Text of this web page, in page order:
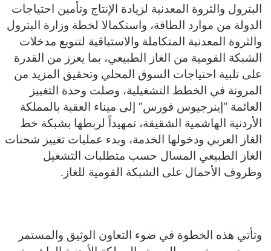
البترول والثروة المعدنية لزيادة الإنتاج وتأمين احتياجات
الدولة من موارد الطاقة، واستكمالا لخطة وزارة البترول
والثروة المعدنية المتكاملة والاستباقية لتنويع مدخلات
الشبكة القومية من الغاز الطبيعي، بما يعزز من القدرة
على تلبية احتياجات السوق المحلي وتحقيق المزيد من
المرونة في الخطط التشغيلية، وصلت وحدة التغييز
العائمة “إينرجيوس فورس” إلى ميناء العقبة بالمملكة
الأردنية الهاشمية الشقيقة، تمهيداً لربطها بشبكة خط
الغاز العربي ودخولها الخدمة، وبدء عمليات تغييز شحنات
الغاز الطبيعي المسال حسب متطلبات التشغيل
وظروف الأحمال على الشبكة القومية للغاز.
وتأتي هذه الخطوة في ضوء التعاون الوثيق والمستمر